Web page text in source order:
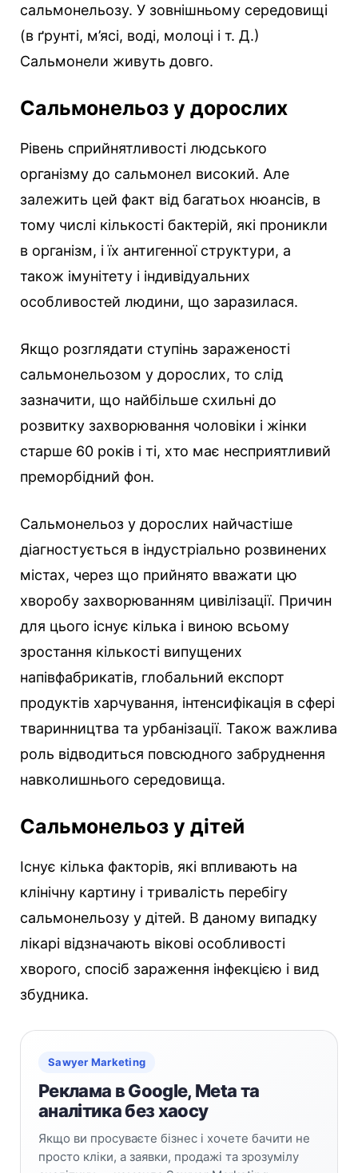
сальмонельозу. У зовнішньому середовищі
(в ґрунті, м’ясі, воді, молоці і т. Д.)
Сальмонели живуть довго.
Сальмонельоз у дорослих
Рівень сприйнятливості людського
організму до сальмонел високий. Але
залежить цей факт від багатьох нюансів, в
тому числі кількості бактерій, які проникли
в організм, і їх антигенної структури, а
також імунітету і індивідуальних
особливостей людини, що заразилася.
Якщо розглядати ступінь зараженості
сальмонельозом у дорослих, то слід
зазначити, що найбільше схильні до
розвитку захворювання чоловіки і жінки
старше 60 років і ті, хто має несприятливий
преморбідний фон.
Сальмонельоз у дорослих найчастіше
діагностується в індустріально розвинених
містах, через що прийнято вважати цю
хворобу захворюванням цивілізації. Причин
для цього існує кілька і виною всьому
зростання кількості випущених
напівфабрикатів, глобальний експорт
продуктів харчування, інтенсифікація в сфері
тваринництва та урбанізації. Також важлива
роль відводиться повсюдного забруднення
навколишнього середовища.
Сальмонельоз у дітей
Існує кілька факторів, які впливають на
клінічну картину і тривалість перебігу
сальмонельозу у дітей. В даному випадку
лікарі відзначають вікові особливості
хворого, спосіб зараження інфекцією і вид
збудника.
Sawyer Marketing
Реклама в Google, Meta та
аналітика без хаосу
Якщо ви просуваєте бізнес і хочете бачити не
просто кліки, а заявки, продажі та зрозумілу